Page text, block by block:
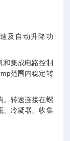
及自动升降功
和集成电路控制
范围内稳定转
。转速连接在螺
、冷凝器、收集